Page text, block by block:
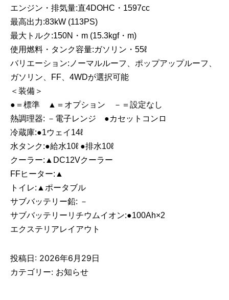
エンジン・排気量:直4DOHC・1597cc
最高出力:83kW (113PS)
最大トルク:150N・m (15.3kgf・m)
使用燃料・タンク容量:ガソリン・55ℓ
バリエーション:ノーマルルーフ、ポップアップルーフ、
ガソリン、FF、4WDが選択可能
＜装備＞
●＝標準 ▲＝オプション －＝設定なし
熱調理器: －電子レンジ ●カセットコンロ
冷蔵庫:●1ウェイ14ℓ
水タンク:●給水10ℓ ●排水10ℓ
クーラー:▲DC12Vクーラー
FFヒーター:▲
トイレ:▲ポータブル
サブバッテリー鉛: －
サブバッテリーリチウムイオン:●100Ah×2
エクステリアレイアウト
投稿日: 2026年6月29日
カテゴリー: お知らせ